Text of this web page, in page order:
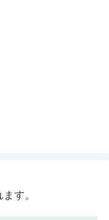
す。